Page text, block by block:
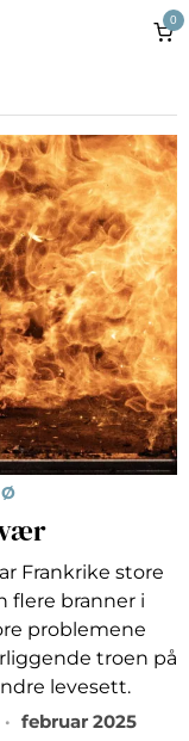
0
Frankrike store
flere branner i
problemene
troen på
levesett.
februar 2025